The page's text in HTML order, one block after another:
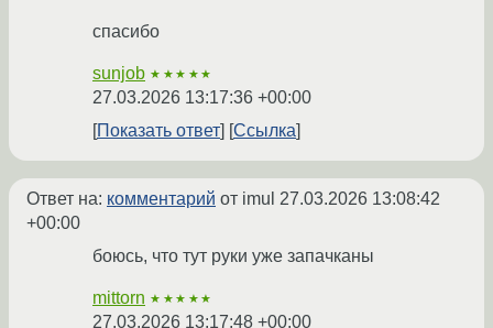
спасибо
sunjob ★★★★★
27.03.2026 13:17:36 +00:00
Показать ответ
Ссылка
Ответ на: комментарий от imul 27.03.2026 13:08:42
+00:00
боюсь, что тут руки уже запачканы
mittorn ★★★★★
27.03.2026 13:17:48 +00:00